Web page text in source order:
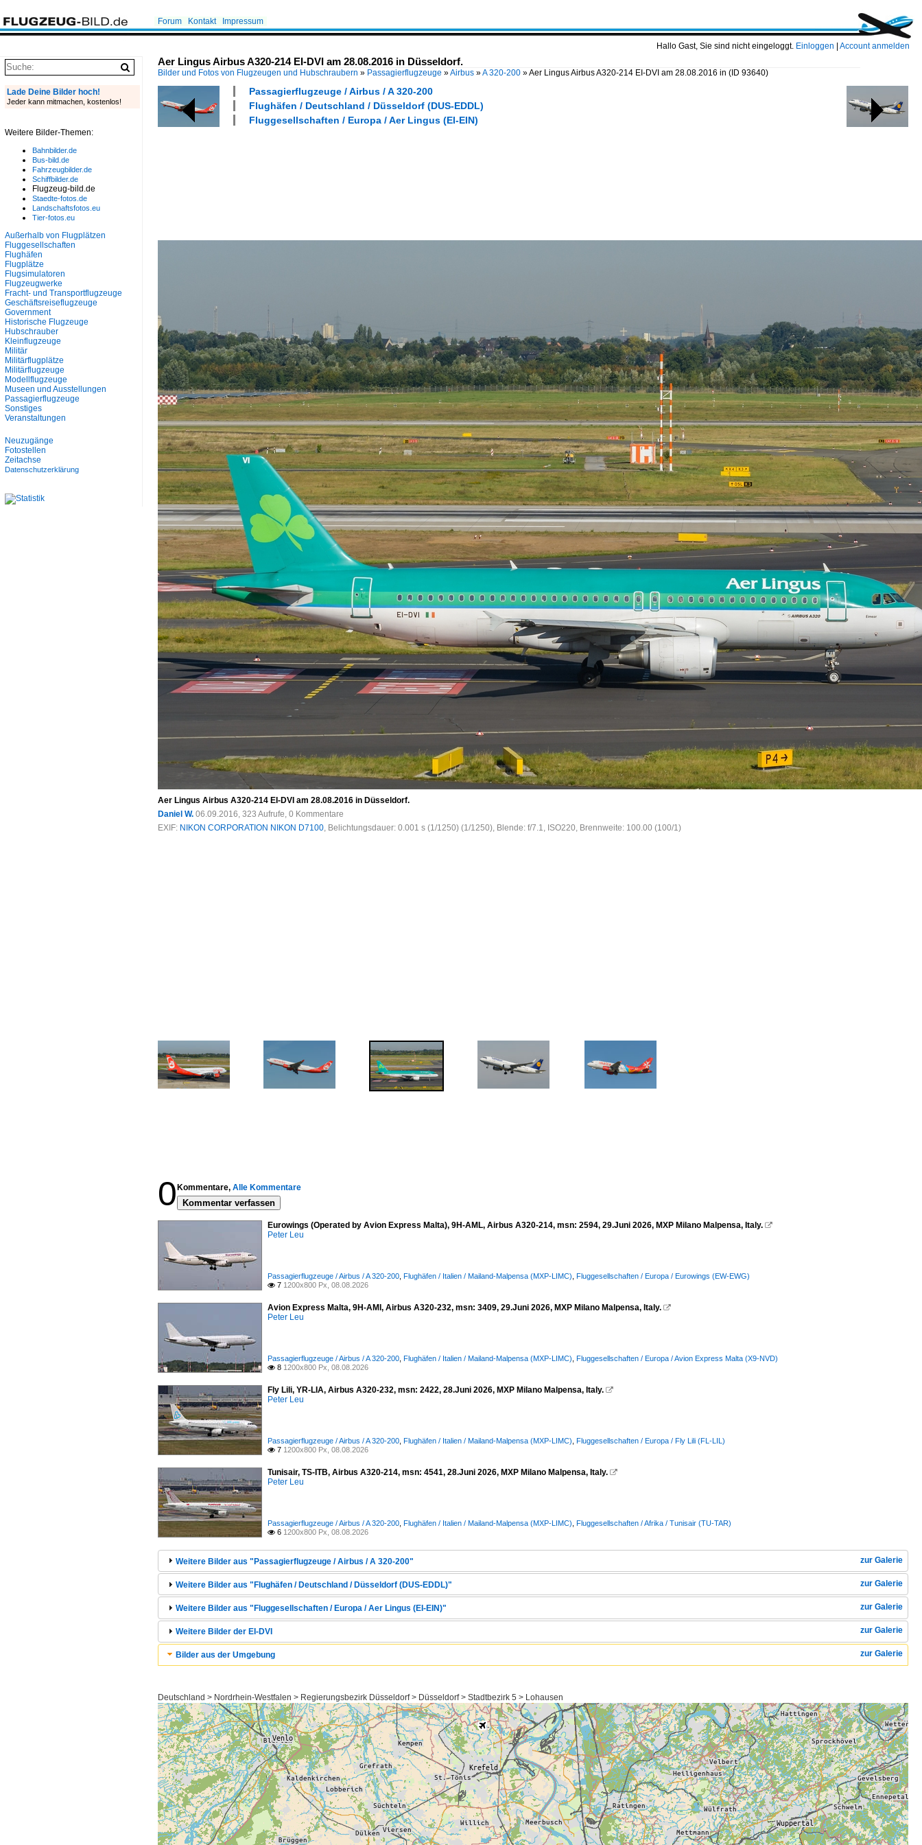
Hallo Gast, Sie sind nicht eingeloggt. Einloggen Account anmelden
Forum Kontakt Impressum
Aer Lingus Airbus A320-214 EI-DVI am 28.08.2016 in Düsseldorf.
Bilder und Fotos von Flugzeugen und Hubschraubern » Passagierflugzeuge »Airbus »A 320-200 »Aer Lingus Airbus A320-214 EI-DVI am 28.08.2016 in (ID 93640)
Passagierflugzeuge / Airbus / A 320-200
Flughäfen / Deutschland / Düsseldorf (DUS-EDDL)
Fluggesellschaften / Europa / Aer Lingus (EI-EIN)
Aer Lingus Airbus A320-214 EI-DVI am 28.08.2016 in Düsseldorf.
Daniel W. 06.09.2016, 323 Aufrufe, 0 Kommentare
EXIF: NIKON CORPORATION NIKON D7100, Belichtungsdauer: 0.001 s (1/1250) (1/1250), Blende: f/7.1, ISO220, Brennweite: 100.00 (100/1)
0 Kommentare, Alle Kommentare
Kommentar verfassen
Eurowings (Operated by Avion Express Malta), 9H-AML, Airbus A320-214, msn: 2594, 29.Juni 2026, MXP Milano Malpensa, Italy. 
Peter Leu
Passagierflugzeuge / Airbus / A 320-200 Flughäfen / Italien / Mailand-Malpensa (MXP-LIMC) Fluggesellschaften / Europa / Eurowings (EW-EWG)
 7 1200x800 Px, 08.08.2026
Avion Express Malta, 9H-AMI, Airbus A320-232, msn: 3409, 29.Juni 2026, MXP Milano Malpensa, Italy. 
Peter Leu
Passagierflugzeuge / Airbus / A 320-200 Flughäfen / Italien / Mailand-Malpensa (MXP-LIMC) Fluggesellschaften / Europa / Avion Express Malta (X9-NVD)
 8 1200x800 Px, 08.08.2026
Fly Lili, YR-LIA, Airbus A320-232, msn: 2422, 28.Juni 2026, MXP Milano Malpensa, Italy. 
Peter Leu
Passagierflugzeuge / Airbus / A 320-200 Flughäfen / Italien / Mailand-Malpensa (MXP-LIMC) Fluggesellschaften / Europa / Fly Lili (FL-LIL)
 7 1200x800 Px, 08.08.2026
Tunisair, TS-ITB, Airbus A320-214, msn: 4541, 28.Juni 2026, MXP Milano Malpensa, Italy. 
Peter Leu
Passagierflugzeuge / Airbus / A 320-200 Flughäfen / Italien / Mailand-Malpensa (MXP-LIMC) Fluggesellschaften / Afrika / Tunisair (TU-TAR)
 6 1200x800 Px, 08.08.2026
zur Galerie
Weitere Bilder aus "Passagierflugzeuge / Airbus / A 320-200"
zur Galerie
Weitere Bilder aus "Flughäfen / Deutschland / Düsseldorf (DUS-EDDL)"
zur Galerie
Weitere Bilder aus "Fluggesellschaften / Europa / Aer Lingus (EI-EIN)"
zur Galerie
Weitere Bilder der EI-DVI
zur Galerie
Bilder aus der Umgebung
Deutschland > Nordrhein-Westfalen > Regierungsbezirk Düsseldorf > Düsseldorf > Stadtbezirk 5 > Lohausen
Lade Deine Bilder hoch!
Jeder kann mitmachen, kostenlos!
Weitere Bilder-Themen:
Bahnbilder.de
Bus-bild.de
Fahrzeugbilder.de
Schiffbilder.de
Flugzeug-bild.de
Staedte-fotos.de
Landschaftsfotos.eu
Tier-fotos.eu
Außerhalb von Flugplätzen
Fluggesellschaften
Flughäfen
Flugplätze
Flugsimulatoren
Flugzeugwerke
Fracht- und Transportflugzeuge
Geschäftsreiseflugzeuge
Government
Historische Flugzeuge
Hubschrauber
Kleinflugzeuge
Militär
Militärflugplätze
Militärflugzeuge
Modellflugzeuge
Museen und Ausstellungen
Passagierflugzeuge
Sonstiges
Veranstaltungen
Neuzugänge
Fotostellen
Zeitachse
Datenschutzerklärung